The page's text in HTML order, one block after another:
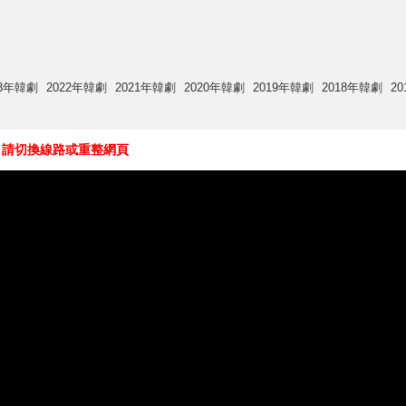
年韓劇 2022年韓劇 2021年韓劇 2020年韓劇 2019年韓劇 2018年韓劇
切換線路或重整網頁